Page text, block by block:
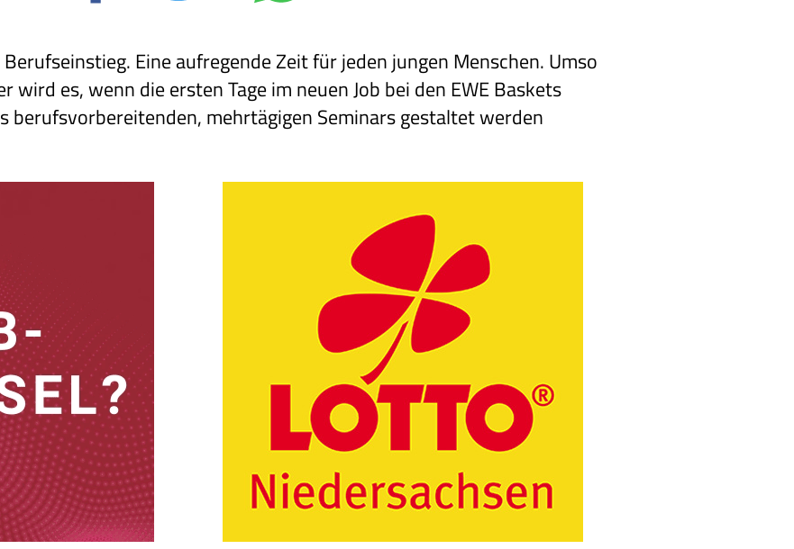
Eine aufregende Zeit für jeden jungen Menschen. Umso
wird es, wenn die ersten Tage im neuen Job bei den EWE Baskets
berufsvorbereitenden, mehrtägigen Seminars gestaltet werden